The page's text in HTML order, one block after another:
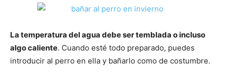
Perros
La temperatura del agua debe ser temblada o incluso
algo caliente. Cuando esté todo preparado, puedes
introducir al perro en ella y bañarlo como de costumbre.